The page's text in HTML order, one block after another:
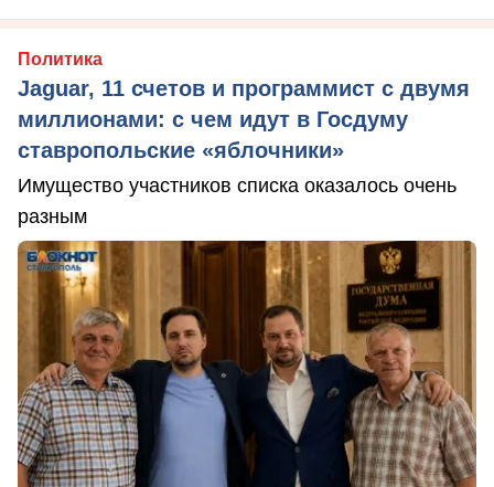
Политика
Jaguar, 11 счетов и программист с двумя
миллионами: с чем идут в Госдуму
ставропольские «яблочники»
Имущество участников списка оказалось очень
разным